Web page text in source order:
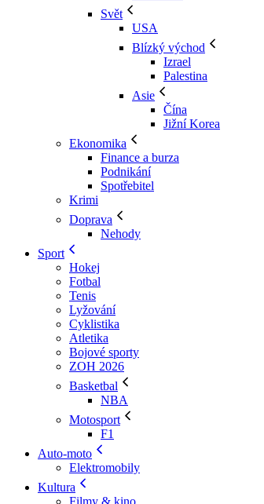
Svět
USA
Blízký východ
Izrael
Palestina
Asie
Čína
Jižní Korea
Ekonomika
Finance a burza
Podnikání
Spotřebitel
Krimi
Doprava
Nehody
Sport
Hokej
Fotbal
Tenis
Lyžování
Cyklistika
Atletika
Bojové sporty
ZOH 2026
Basketbal
NBA
Motosport
F1
Auto-moto
Elektromobily
Kultura
Filmy & kino